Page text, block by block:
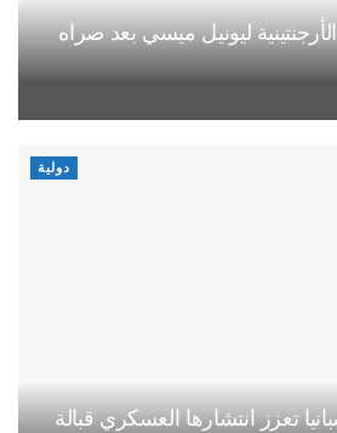
ليونيل ميسي بعد صراه
دولية
تعزز انتشارها العسكري قبالة